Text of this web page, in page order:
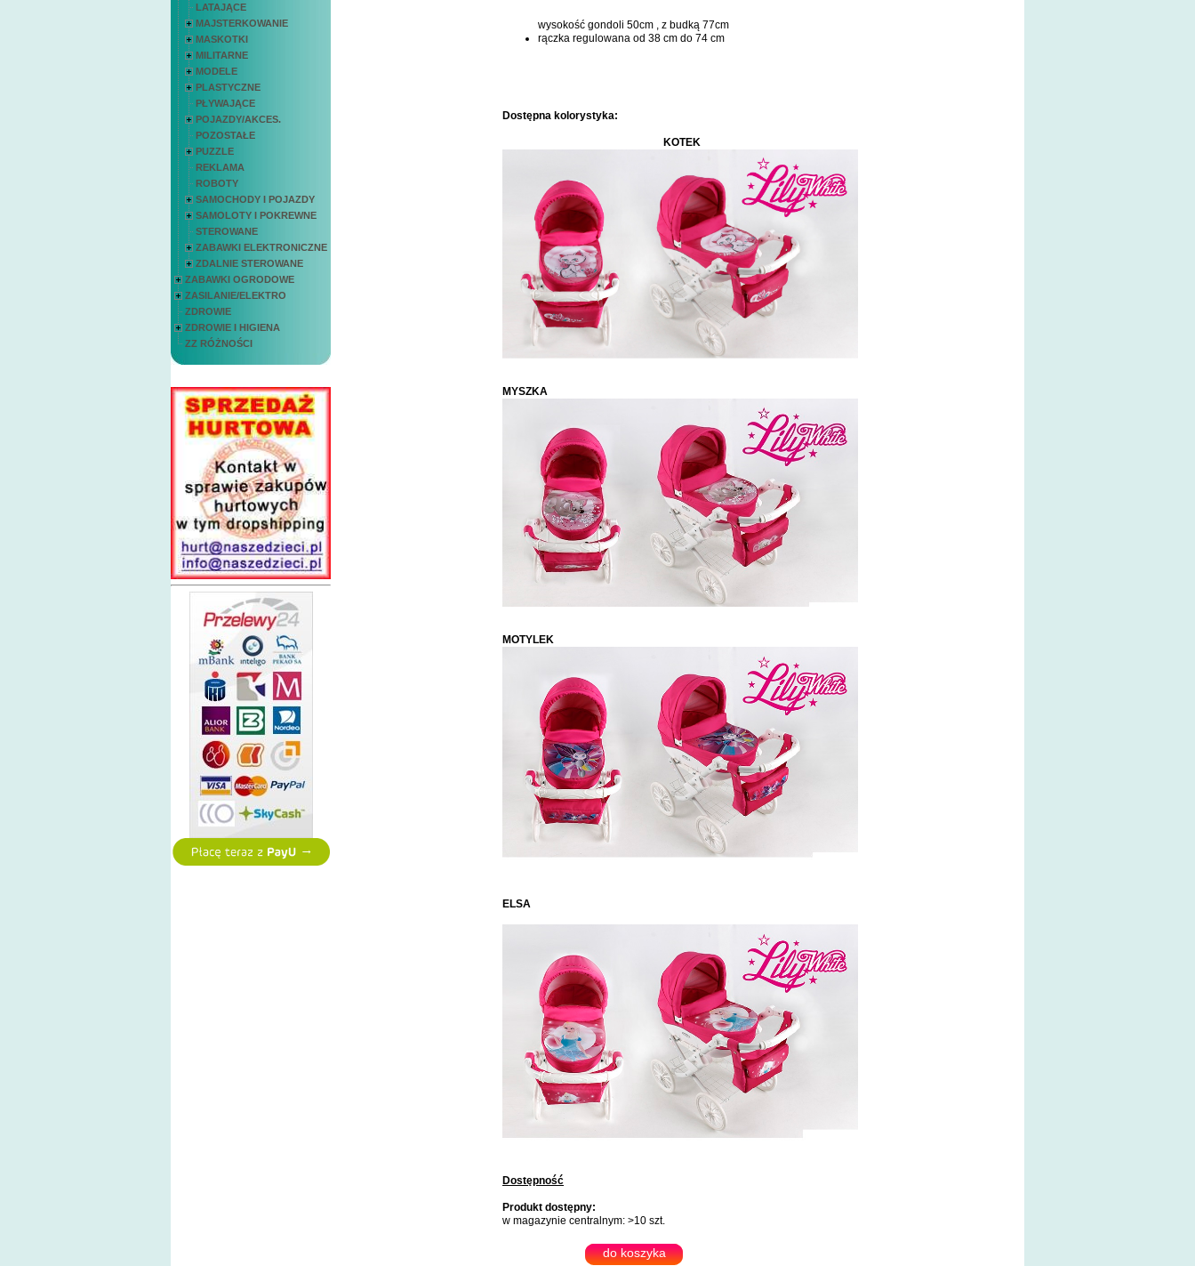
LATAJĄCE
MAJSTERKOWANIE
MASKOTKI
MILITARNE
MODELE
PLASTYCZNE
PŁYWAJĄCE
POJAZDY/AKCES.
POZOSTAŁE
PUZZLE
REKLAMA
ROBOTY
SAMOCHODY I POJAZDY
SAMOLOTY I POKREWNE
STEROWANE
ZABAWKI ELEKTRONICZNE
ZDALNIE STEROWANE
ZABAWKI OGRODOWE
ZASILANIE/ELEKTRO
ZDROWIE
ZDROWIE I HIGIENA
ZZ RÓŻNOŚCI
wysokość gondoli 50cm , z budką 77cm
rączka regulowana od 38 cm do 74 cm
Dostępna kolorystyka:
KOTEK
MYSZKA
MOTYLEK
ELSA
Dostępność
Produkt dostępny:
w magazynie centralnym: >10 szt.